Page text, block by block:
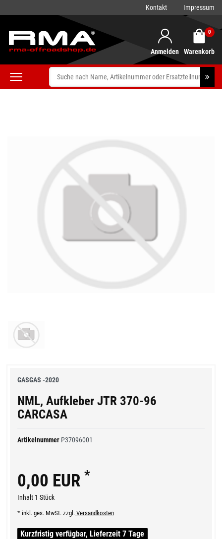
Kontakt Impressum
Anmelden
0
Warenkorb
GASGAS -2020
NML, Aufkleber JTR 370-96
CARCASA
Artikelnummer P37096001
0,00 EUR *
Inhalt 1 Stück
* inkl. ges. MwSt. zzgl. Versandkosten
Kurzfristig verfügbar, Lieferzeit 7 Tage